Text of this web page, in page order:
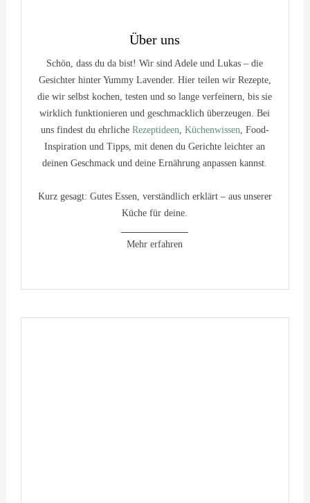
Über uns
Schön, dass du da bist! Wir sind Adele und Lukas – die
Gesichter hinter Yummy Lavender. Hier teilen wir Rezepte,
die wir selbst kochen, testen und so lange verfeinern, bis sie
wirklich funktionieren und geschmacklich überzeugen. Bei
uns findest du ehrliche Rezeptideen, Küchenwissen, Food-
Inspiration und Tipps, mit denen du Gerichte leichter an
deinen Geschmack und deine Ernährung anpassen kannst.
Kurz gesagt: Gutes Essen, verständlich erklärt – aus unserer
Küche für deine.
Mehr erfahren